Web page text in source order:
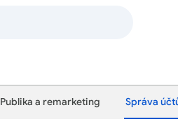
Publika a remarketing Správa